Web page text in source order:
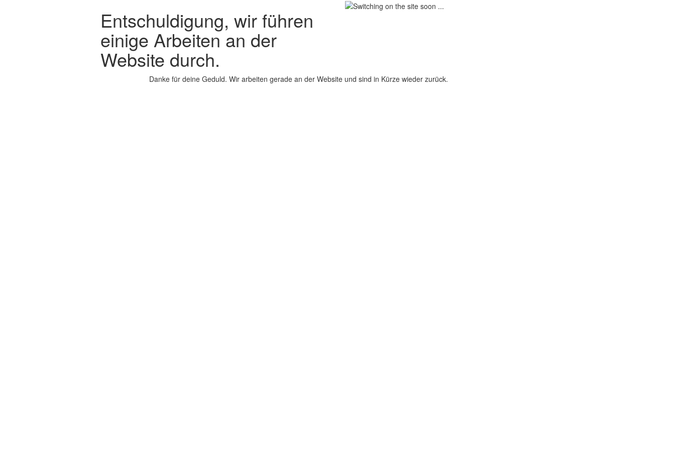
Entschuldigung, wir führen
einige Arbeiten an der
Website durch.
Danke für deine Geduld. Wir arbeiten gerade an der Website und sind in Kürze wieder zurück.